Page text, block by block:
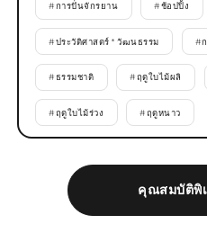
คุณสมบัติพิ
#การปั่นจักรยาน #ช้อปปิ้ง
#ประวัติศาสตร์ * วัฒนธรรม #
#ธรรมชาติ #ฤดูใบไม้ผลิ
#ฤดูใบไม้ร่วง #ฤดูหนาว